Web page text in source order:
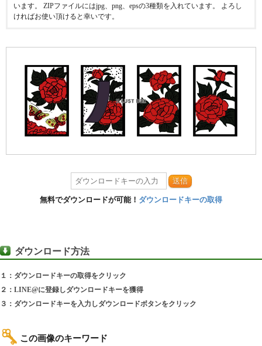
います。 ZIPファイルにはjpg、png、epsの3種類を入れています。 よろし
ければお使い頂けると幸いです。
送信
無料でダウンロードが可能！ ダウンロードキーの取得
ダウンロード方法
１：ダウンロードキーの取得をクリック
２：LINE@に登録しダウンロードキーを獲得
３：ダウンロードキーを入力しダウンロードボタンをクリック
この画像のキーワード